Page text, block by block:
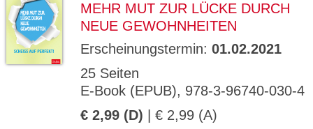
MEHR MUT ZUR LÜCKE DURCH
NEUE GEWOHNHEITEN
Erscheinungstermin: 01.02.2021
25 Seiten
E-Book (EPUB), 978-3-96740-030-4
€ 2,99 (D) | € 2,99 (A)